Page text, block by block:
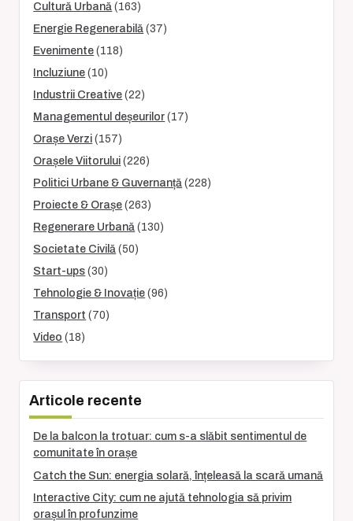
Cultură Urbană (163)
Energie Regenerabilă (37)
Evenimente (118)
Incluziune (10)
Industrii Creative (22)
Managementul deșeurilor (17)
Orașe Verzi (157)
Orașele Viitorului (226)
Politici Urbane & Guvernanță (228)
Proiecte & Orașe (263)
Regenerare Urbană (130)
Societate Civilă (50)
Start-ups (30)
Tehnologie & Inovație (96)
Transport (70)
Video (18)
Articole recente
De la balcon la trotuar: cum s-a slăbit sentimentul de
comunitate în orașe
Catch the Sun: energia solară, înțeleasă la scară umană
Interactive City: cum ne ajută tehnologia să privim
orașul în profunzime